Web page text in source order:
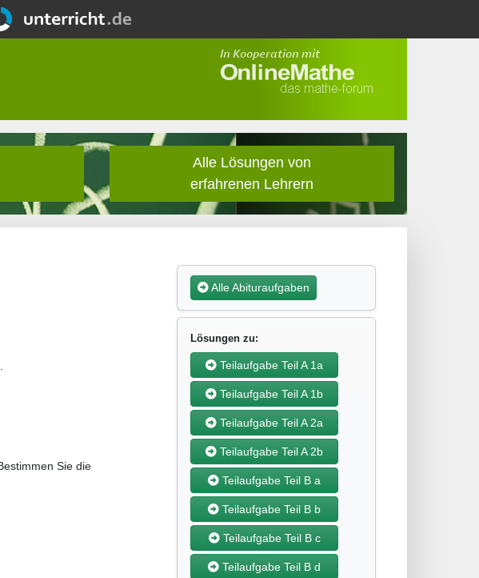
Alle Lösungen von
erfahrenen Lehrern
Bestimmen Sie die
Alle Abituraufgaben
Lösungen zu:
Teilaufgabe Teil A 1a
Teilaufgabe Teil A 1b
Teilaufgabe Teil A 2a
Teilaufgabe Teil A 2b
Teilaufgabe Teil B a
Teilaufgabe Teil B b
Teilaufgabe Teil B c
Teilaufgabe Teil B d